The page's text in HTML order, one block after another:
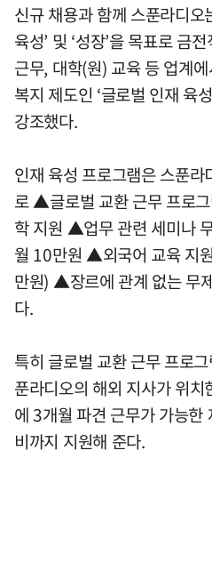
신규 채용과 함께 스푼라디오
육성’ 및 ‘성장’을 목표로 금
근무, 대학(원) 교육 등 업계
복지 제도인 ‘글로벌 인재 육
강조했다.
인재 육성 프로그램은 스푼
로 ▲글로벌 교환 근무 프로
학 지원 ▲업무 관련 세미나
월 10만원 ▲외국어 교육 지
만원) ▲장르에 관계 없는 무
다.
특히 글로벌 교환 근무 프로
푼라디오의 해외 지사가 위
에 3개월 파견 근무가 가능한
비까지 지원해 준다.